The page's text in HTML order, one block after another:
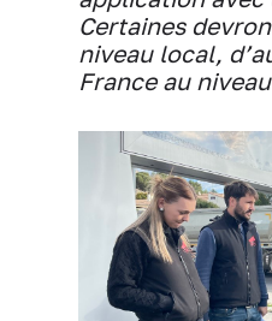
Certaines
niveau local,
France au